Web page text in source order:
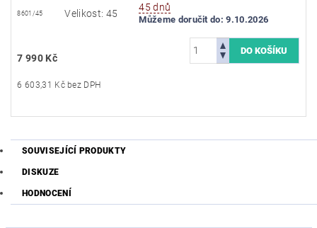
8601/45 Velikost: 45
45 dnů
Můžeme doručit do: 9.10.2026
7 990 Kč
6 603,31 Kč bez DPH
SOUVISEJÍCÍ PRODUKTY
DISKUZE
HODNOCENÍ